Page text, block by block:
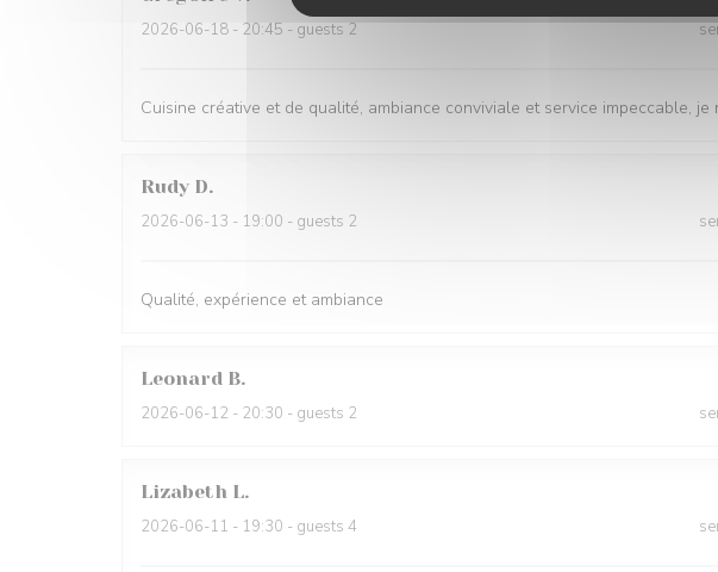
2026-06-18 - 20:45 - guests 2
Cuisine créative et de qualité, ambiance conviviale et service impeccable, je
Rudy D
2026-06-13 - 19:00 - guests 2
Qualité, expérience et ambiance
Leonard B
2026-06-12 - 20:30 - guests 2
Lizabeth L
2026-06-11 - 19:30 - guests 4